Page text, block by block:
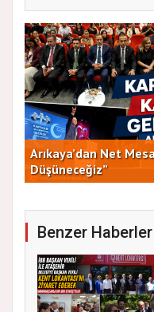
Arıkaya’dan Net
Düşüneceğiz”
Benzer Haberler